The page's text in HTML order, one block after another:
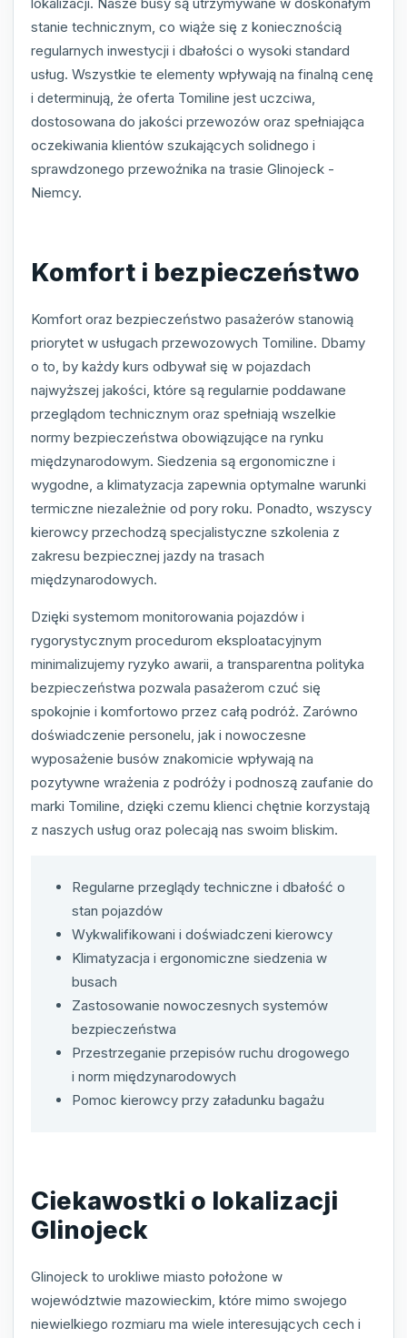
stanie technicznym, co wiąże się z koniecznością
regularnych inwestycji i dbałości o wysoki standard
usług. Wszystkie te elementy wpływają na finalną cenę
i determinują, że oferta Tomiline jest uczciwa,
dostosowana do jakości przewozów oraz spełniająca
oczekiwania klientów szukających solidnego i
sprawdzonego przewoźnika na trasie Glinojeck -
Niemcy.
Komfort i bezpieczeństwo
Komfort oraz bezpieczeństwo pasażerów stanowią
priorytet w usługach przewozowych Tomiline. Dbamy
o to, by każdy kurs odbywał się w pojazdach
najwyższej jakości, które są regularnie poddawane
przeglądom technicznym oraz spełniają wszelkie
normy bezpieczeństwa obowiązujące na rynku
międzynarodowym. Siedzenia są ergonomiczne i
wygodne, a klimatyzacja zapewnia optymalne warunki
termiczne niezależnie od pory roku. Ponadto, wszyscy
kierowcy przechodzą specjalistyczne szkolenia z
zakresu bezpiecznej jazdy na trasach
międzynarodowych.
Dzięki systemom monitorowania pojazdów i
rygorystycznym procedurom eksploatacyjnym
minimalizujemy ryzyko awarii, a transparentna polityka
bezpieczeństwa pozwala pasażerom czuć się
spokojnie i komfortowo przez całą podróż. Zarówno
doświadczenie personelu, jak i nowoczesne
wyposażenie busów znakomicie wpływają na
pozytywne wrażenia z podróży i podnoszą zaufanie do
marki Tomiline, dzięki czemu klienci chętnie korzystają
z naszych usług oraz polecają nas swoim bliskim.
Regularne przeglądy techniczne i dbałość o
stan pojazdów
Wykwalifikowani i doświadczeni kierowcy
Klimatyzacja i ergonomiczne siedzenia w
busach
Zastosowanie nowoczesnych systemów
bezpieczeństwa
Przestrzeganie przepisów ruchu drogowego
i norm międzynarodowych
Pomoc kierowcy przy załadunku bagażu
Ciekawostki o lokalizacji
Glinojeck
Glinojeck to urokliwe miasto położone w
województwie mazowieckim, które mimo swojego
niewielkiego rozmiaru ma wiele interesujących cech i